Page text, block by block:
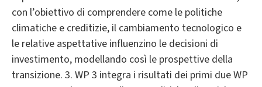
con l’obiettivo di comprendere come le politiche
climatiche e creditizie, il cambiamento tecnologico e
le relative aspettative influenzino le decisioni di
investimento, modellando così le prospettive della
transizione. 3. WP 3 integra i risultati dei primi due WP